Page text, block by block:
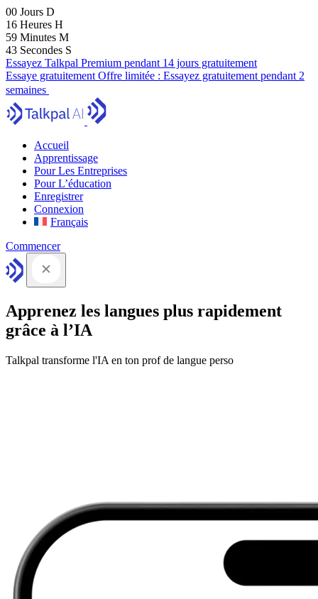
00 Jours D
16 Heures H
59 Minutes M
41 Secondes S
Essayez Talkpal Premium pendant 14 jours gratuitement
Essaye gratuitement Offre limitée : Essayez gratuitement pendant 2
semaines
Accueil
Apprentissage
Pour Les Entreprises
Pour L’éducation
Enregistrer
Connexion
Français
Commencer
Apprenez les langues plus rapidement
grâce à l’IA
Talkpal transforme l'IA en ton prof de langue perso